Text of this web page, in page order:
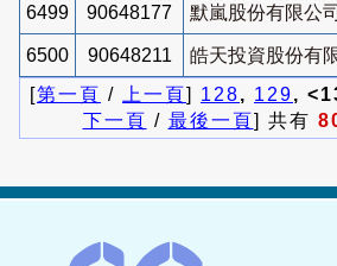
6499 90648177 默嵐股份有限公司
6500 90648211
皓天投資股份有
[第一頁 / 上一頁] 128, 129,
下一頁 / 最後一頁] 共有